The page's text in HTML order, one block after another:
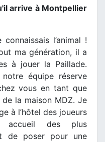
arrive à Montpellier
l’animal !
ma génération, il a
à jouer la Paillade.
équipe réserve
vous en tant que
de la maison MDZ. Je
à l’hôtel des joueurs
des plus
de poser pour une